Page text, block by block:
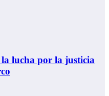
lucha por la justicia